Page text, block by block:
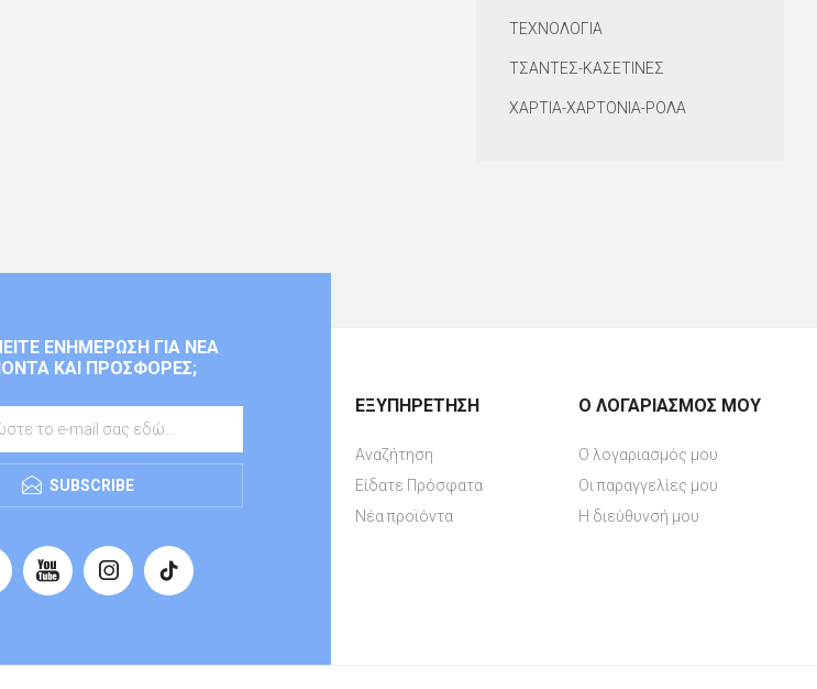
ΤΕΧΝΟΛΟΓΙΑ
ΤΣΑΝΤΕΣ-ΚΑΣΕΤΙΝΕΣ
ΧΑΡΤΙΑ-ΧΑΡΤΟΝΙΑ-ΡΟΛΑ
ΕΝΗΜΈΡΩΣΗ ΓΙΑ ΝΈΑ
ΚΑΙ ΠΡΟΣΦΟΡΈΣ;
SUBSCRIBE
ΕΞΥΠΗΡΈΤΗΣΗ
Αναζήτηση
Είδατε Πρόσφατα
Νέα προϊόντα
Ο ΛΟΓΑΡΙΑΣΜΌΣ ΜΟΥ
Ο λογαριασμός μου
Οι παραγγελίες μου
Η διεύθυνσή μου